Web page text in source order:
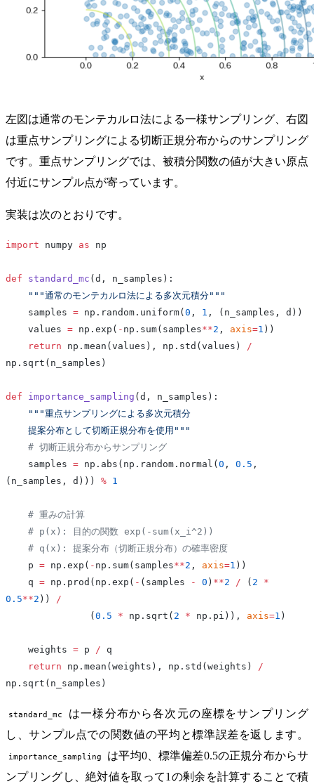
左図は通常のモンテカルロ法による一様サンプリング、右図
は重点サンプリングによる切断正規分布からのサンプリング
です。重点サンプリングでは、被積分関数の値が大きい原点
付近にサンプル点が寄っています。
実装は次のとおりです。
import numpy as np
def standard_mc (d, n_samples):
    """通常のモンテカルロ法による多次元積分"""
    samples
= np.random.uniform( 0 , 1 , (n_samples, d))
    values
= np.exp( - np.sum(samples**2 , axis=1 ))
    return
np.mean(values), np.std(values) /
np.sqrt(n_samples)
def importance_sampling (d, n_samples):
    """重点サンプリングによる多次元積分
    提案分布として切断正規分布を使用"""
    # 切断正規分布からサンプリング
    samples
= np.abs(np.random.normal( 0 , 0.5 ,
(n_samples, d))) % 1
    # 重みの計算
    # p(x): 目的の関数 exp(-sum(x_i^2))
    # q(x): 提案分布（切断正規分布）の確率密度
    p
= np.exp( - np.sum(samples**2 , axis=1 ))
    q
= np.prod(np.exp( - (samples - 0 ) **2 / ( 2 *
0.5**2 )) /
               (
0.5 * np.sqrt( 2 * np.pi)), axis=1 )
    weights
= p / q
    return
np.mean(weights), np.std(weights) /
np.sqrt(n_samples)
standard_mc
は一様分布から各次元の座標をサンプリング
し、サンプル点での関数値の平均と標準誤差を返します。
importance_sampling
は平均0、標準偏差0.5の正規分布からサ
ンプリングし、絶対値を取って1の剰余を計算することで積